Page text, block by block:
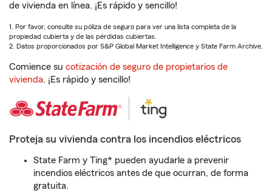
de vivienda en línea. ¡Es rápido y sencillo!
1. Por favor, consulte su póliza de seguro para ver una lista completa de la
propiedad cubierta y de las pérdidas cubiertas.
2. Datos proporcionados por S&P Global Market Intelligence y State Farm Archive.
Comience su cotización de seguro de propietarios de
vivienda. ¡Es rápido y sencillo!
Proteja su vivienda contra los incendios eléctricos
State Farm y Ting* pueden ayudarle a prevenir
incendios eléctricos antes de que ocurran, de forma
gratuita.